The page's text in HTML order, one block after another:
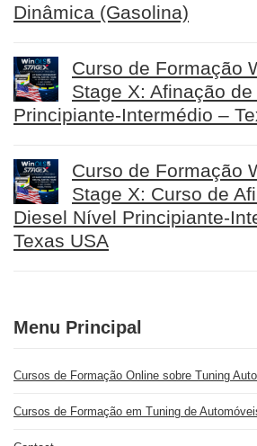
Dinâmica (Gasolina)
Curso de Formação
Stage X: Afinação
Principiante-Intermédio –
Curso de Formação
Stage X: Curso de
Diesel Nível Principiante-
Texas USA
Menu Principal
Cursos de Formação Online sobre Tuning
Cursos de Formação em Tuning de